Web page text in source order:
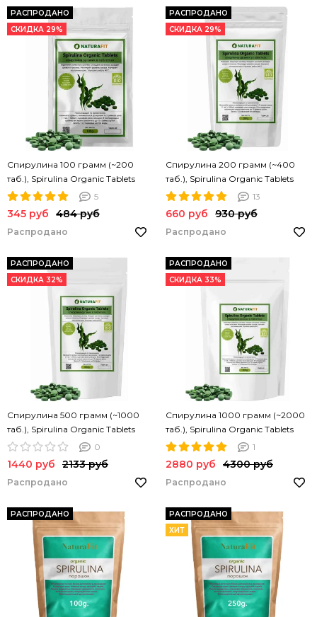
РАСПРОДАНО
СКИДКА 29%
Спирулина 100 грамм (~200
таб.), Spirulina Organic Tablets
NATURAFIT 100g. Спирулина в
таблетках. PREMIUM
5
345 руб 484 руб
Распродано
РАСПРОДАНО
СКИДКА 29%
Спирулина 200 грамм (~400
таб.), Spirulina Organic Tablets
NATURAFIT 200g. Спирулина в
таблетках. PREMIUM
13
660 руб 930 руб
Распродано
РАСПРОДАНО
СКИДКА 32%
Спирулина 500 грамм (~1000
таб.), Spirulina Organic Tablets
NATURAFIT 500g. Спирулина в
таблетках. PREMIUM
0
1440 руб 2133 руб
Распродано
РАСПРОДАНО
СКИДКА 33%
Спирулина 1000 грамм (~2000
таб.), Spirulina Organic Tablets
NATURAFIT 1000g. Спирулина в
таблетках. PREMIUM
1
2880 руб 4300 руб
Распродано
РАСПРОДАНО
РАСПРОДАНО
ХИТ